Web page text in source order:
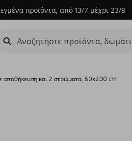
προϊόντα, από 13/7 μέχρι 23/8
αποθήκευση και 2 στρώματα, 80x200 cm